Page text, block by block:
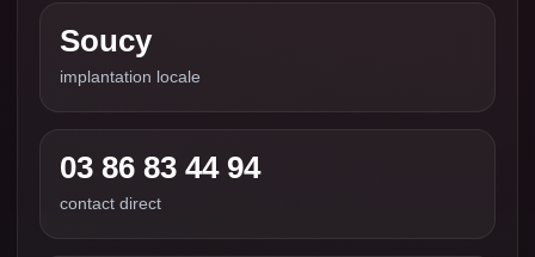
Soucy
implantation locale
03 86 83 44 94
contact direct